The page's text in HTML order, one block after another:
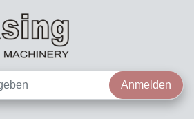
Anmelden